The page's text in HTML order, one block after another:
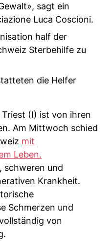
sagt ein
Luca Coscioni.
half der
Sterbehilfe zu
die Helfer
(I) ist von ihren
Am Mittwoch schied
mit
Leben.
schweren und
Krankheit.
Schmerzen und
von